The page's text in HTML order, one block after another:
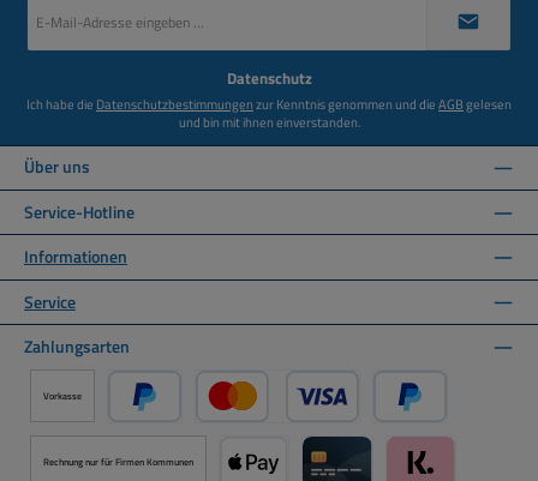
Mail-
Datenschutz
Ich habe die Datenschutzbestimmungenzur Kenntnis genommen und dieAGBgelesen
und bin mit ihnen einverstanden.
Über uns
Service-Hotline
Informationen
Service
Zahlungsarten
Vorkasse
PayPal Kredit- oder Debitkarte über PayPal
Später Bezahlen
Rechnung nur für Firmen Kommunen